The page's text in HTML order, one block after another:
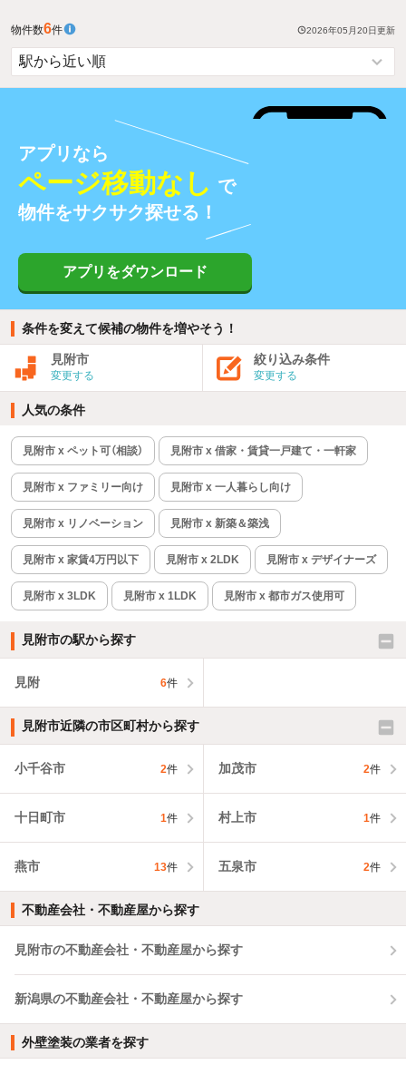
物件数6件 2026年05月20日更新
アプリなら
ページ移動なし で
物件をサクサク探せる！
アプリをダウンロード
条件を変えて候補の物件を増やそう！
見附市
変更する
絞り込み条件
変更する
人気の条件
見附市 x ペット可（相談） 見附市 x 借家・賃貸一戸建て・一軒家
見附市 x ファミリー向け 見附市 x 一人暮らし向け
見附市 x リノベーション 見附市 x 新築＆築浅
見附市 x 家賃4万円以下 見附市 x 2LDK 見附市 x デザイナーズ
見附市 x 3LDK 見附市 x 1LDK 見附市 x 都市ガス使用可
見附市の駅から探す
見附 6件
見附市近隣の市区町村から探す
小千谷市 2件 加茂市 2件
十日町市 1件 村上市 1件
燕市 13件 五泉市 2件
不動産会社・不動産屋から探す
見附市の不動産会社・不動産屋から探す
新潟県の不動産会社・不動産屋から探す
外壁塗装の業者を探す